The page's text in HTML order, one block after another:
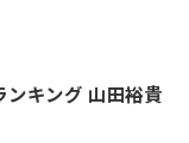
キング 山田裕貴